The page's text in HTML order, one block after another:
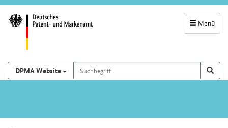
Menü
und
Suchfeld
Suchen auf
DPMA Website Suchbegriff